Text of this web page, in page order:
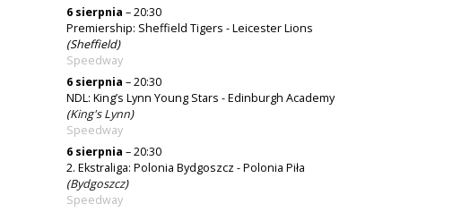
6 sierpnia – 20:30
Premiership: Sheffield Tigers - Leicester Lions
(Sheffield)
Speedway
6 sierpnia – 20:30
NDL: King’s Lynn Young Stars - Edinburgh Academy
(King's Lynn)
Speedway
6 sierpnia – 20:30
2. Ekstraliga: Polonia Bydgoszcz - Polonia Piła
(Bydgoszcz)
Speedway